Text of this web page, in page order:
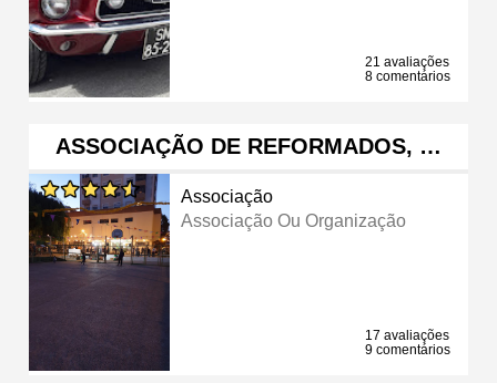
21 avaliações
8 comentários
ASSOCIAÇÃO DE REFORMADOS, …
Associação
Associação Ou Organização
17 avaliações
9 comentários